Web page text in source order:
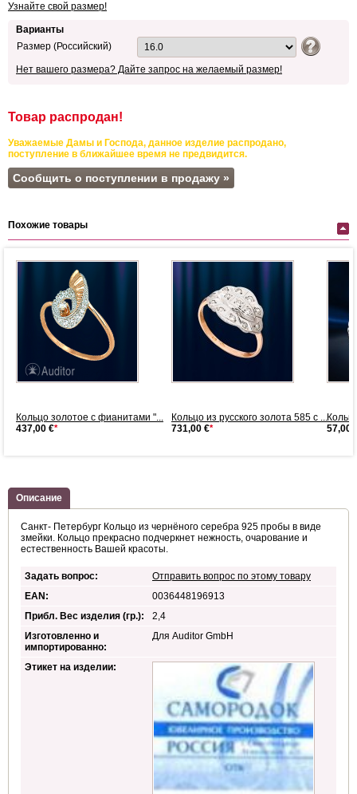
Узнайте свой размер!
Варианты
Размер (Российский)
Нет вашего размера? Дайте запрос на желаемый размер!
Товар распродан!
Уважаемые Дамы и Господа, данное изделие распродано,
поступление в ближайшее время не предвидится.
Сообщить о поступлении в продажу »
Похожие товары
Кольцо золотое с фианитами "...
437,00 €*
Кольцо из русского золота 585 с ...
731,00 €*
57,00
Описание
Санкт- Петербург Кольцо из чернёного серебра 925 пробы в виде
змейки. Кольцо прекрасно подчеркнет нежность, очарование и
естественность Вашей красоты.
Задать вопрос:
Отправить вопрос по этому товару
EAN:
0036448196913
Прибл. Вес изделия (гр.):
2,4
Изготовленно и
импортированно:
Для Auditor GmbH
Этикет на изделии: